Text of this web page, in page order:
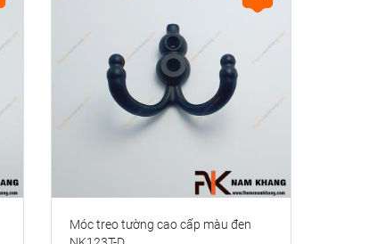
Móc treo tường cao cấp màu đen